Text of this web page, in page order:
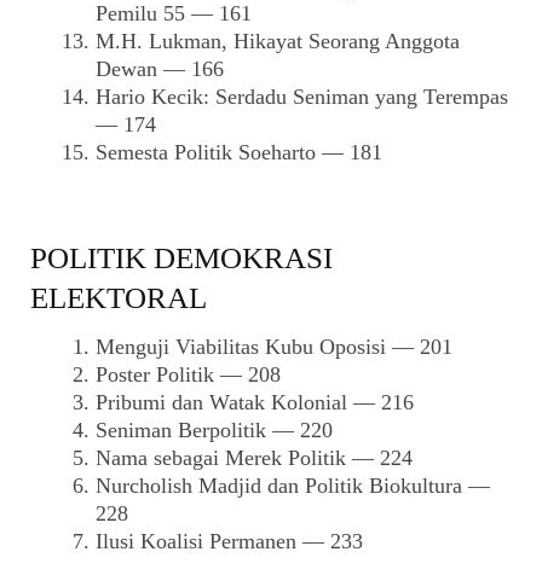
Pemilu 55 — 161
M.H. Lukman, Hikayat Seorang Anggota
Dewan — 166
Hario Kecik: Serdadu Seniman yang Terempas
— 174
Semesta Politik Soeharto — 181
POLITIK DEMOKRASI
ELEKTORAL
Menguji Viabilitas Kubu Oposisi — 201
Poster Politik — 208
Pribumi dan Watak Kolonial — 216
Seniman Berpolitik — 220
Nama sebagai Merek Politik — 224
Nurcholish Madjid dan Politik Biokultura —
228
Ilusi Koalisi Permanen — 233